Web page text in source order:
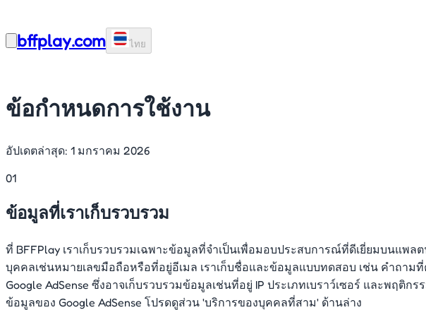
bffplay.com ไทย
ข้อกำหนดการใช้งาน
อัปเดตล่าสุด: 1 มกราคม 2026
01
ข้อมูลที่เราเก็บรวบรวม
ที่ BFFPlay เราเก็บรวบรวมเฉพาะข้อมูลที่จำเป็นเพื่อมอบประสบการณ์ที่ดีเยี่ยมบนแพล
บุคคลเช่นหมายเลขมือถือหรือที่อยู่อีเมล เราเก็บชื่อและข้อมูลแบบทดสอบ เช่น คำถ
Google AdSense ซึ่งอาจเก็บรวบรวมข้อมูลเช่นที่อยู่ IP ประเภทเบราว์เซอร์ และพฤ
ข้อมูลของ Google AdSense โปรดดูส่วน 'บริการของบุคคลที่สาม' ด้านล่าง